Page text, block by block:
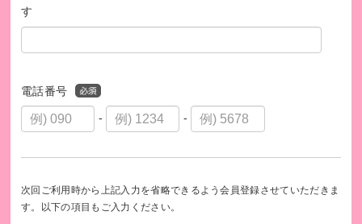
す
電話番号
- -
次回ご利用時から上記入力を省略できるよう会員登録させていただきま
す。以下の項目もご入力ください。